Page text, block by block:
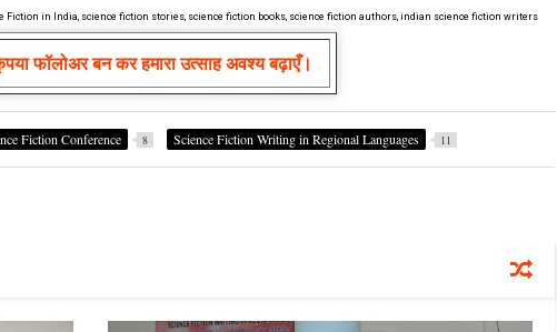
Fiction in India, science fiction stories, science fiction books, science fiction authors, indian science fiction writers
फॉलोअर बन कर हमारा उत्साह अवश्य बढ़ाएँ।
Fiction Conference 8 Science Fiction Writing in Regional Languages 11